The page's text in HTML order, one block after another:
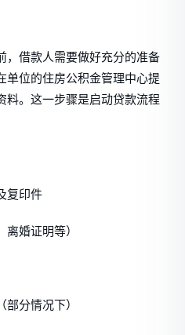
，借款人需要做好充分的准备
单位的住房公积金管理中心提
料。这一步骤是启动贷款流程
复印件
婚证明等）
分情况下）